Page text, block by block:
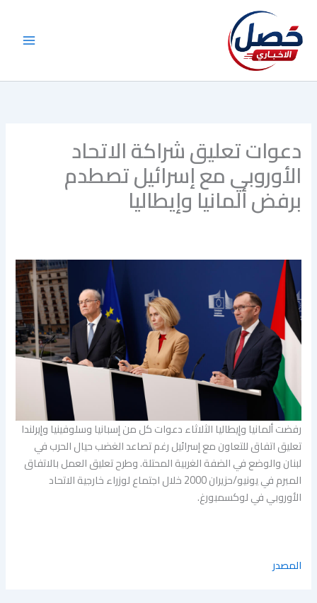
المحتوى
دعوات تعليق شراكة الاتحاد
الأوروبي مع إسرائيل تصطدم
برفض ألمانيا وإيطاليا
رفضت ألمانيا وإيطاليا الثلاثاء دعوات كل من إسبانيا وسلوفينيا وإيرلندا
تعليق اتفاق للتعاون مع إسرائيل رغم تصاعد الغضب حيال الحرب في
لبنان والوضع في الضفة الغربية المحتلة. وطرح تعليق العمل بالاتفاق
المبرم في يونيو/حزيران 2000 خلال اجتماع لوزراء خارجية الاتحاد
الأوروبي في لوكسمبورغ.
المصدر